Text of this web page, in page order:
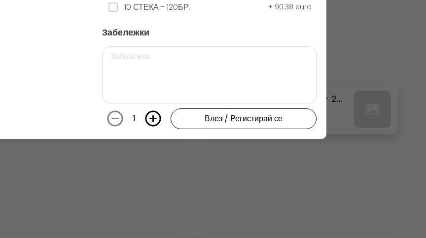
29. РЕДБУЛ БЯЛА ПРАСКОВА
111. ФАНТА ТРОПИКАЛ КЕН - 250МЛ.
0.00 euro
10 СТЕКА - 120БР. + 90.38 euro
Забележки
1 Влез / Регистирай се